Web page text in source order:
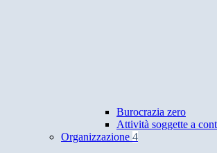
Burocrazia zero
Attività soggette a
Organizzazione 4